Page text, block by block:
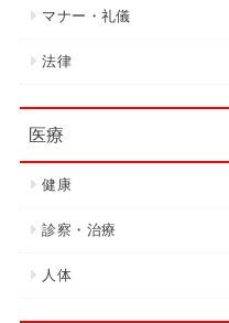
マナー・礼儀
法律
医療
健康
診察・治療
人体